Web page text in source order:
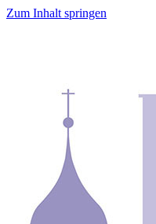
Zum Inhalt springen